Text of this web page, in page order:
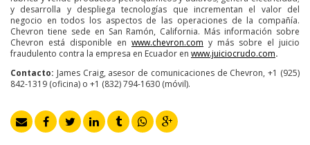
y desarrolla y despliega tecnologías que incrementan el valor del
negocio en todos los aspectos de las operaciones de la compañía.
Chevron tiene sede en San Ramón, California. Más información sobre
Chevron está disponible en www.chevron.com y más sobre el juicio
fraudulento contra la empresa en Ecuador en www.juiciocrudo.com.
Contacto: James Craig, asesor de comunicaciones de Chevron, +1 (925)
842-1319 (oficina) o +1 (832) 794-1630 (móvil).